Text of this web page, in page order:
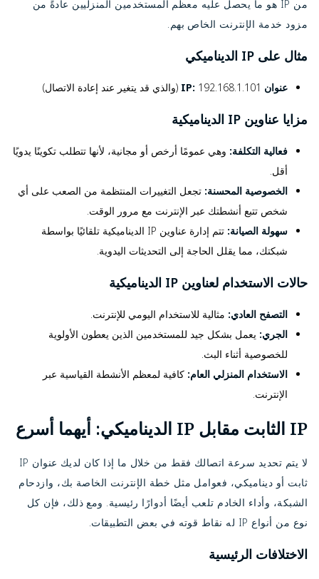
من IP هو ما يحصل عليه معظم المستخدمين المنزليين عادةً من
مزود خدمة الإنترنت الخاص بهم.
مثال على IP الديناميكي
عنوان IP: 192.168.1.101 (والذي قد يتغير عند إعادة الاتصال)
مزايا عناوين IP الديناميكية
فعالية التكلفة: وهي عمومًا أرخص أو مجانية، لأنها تتطلب تكوينًا يدويًا
أقل.
الخصوصية المحسنة: تجعل التغييرات المنتظمة من الصعب على أي
شخص تتبع أنشطتك عبر الإنترنت مع مرور الوقت.
سهولة الصيانة:
تتم إدارة عناوين IP الديناميكية تلقائيًا بواسطة
شبكتك، مما يقلل الحاجة إلى التحديثات اليدوية.
حالات الاستخدام لعناوين IP الديناميكية
التصفح العادي: مثالية للاستخدام اليومي للإنترنت.
الجري: يعمل بشكل جيد للمستخدمين الذين يعطون الأولوية
للخصوصية أثناء البث.
الاستخدام المنزلي العام: كافية لمعظم الأنشطة القياسية عبر
الإنترنت.
IP الثابت مقابل IP الديناميكي: أيهما أسرع
لا يتم تحديد سرعة اتصالك فقط من خلال ما إذا كان لديك عنوان IP
ثابت أو ديناميكي، فعوامل مثل خطة الإنترنت الخاصة بك، وازدحام
الشبكة، وأداء الخادم تلعب أيضًا أدوارًا رئيسية. ومع ذلك، فإن كل
نوع من أنواع IP له نقاط قوته في بعض التطبيقات.
الاختلافات الرئيسية